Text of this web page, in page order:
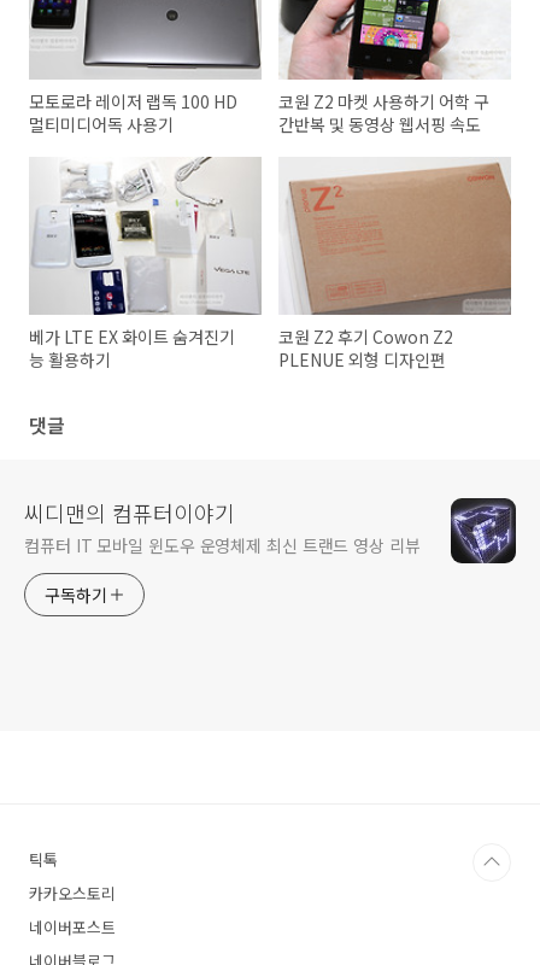
모토로라 레이저 랩독 100 HD
멀티미디어독 사용기
코원 Z2 마켓 사용하기 어학 구
간반복 및 동영상 웹서핑 속도
베가 LTE EX 화이트 숨겨진기
능 활용하기
코원 Z2 후기 Cowon Z2
PLENUE 외형 디자인편
댓글
씨디맨의 컴퓨터이야기
컴퓨터 IT 모바일 윈도우 운영체제 최신 트랜드 영상 리뷰
구독하기
틱톡
카카오스토리
네이버포스트